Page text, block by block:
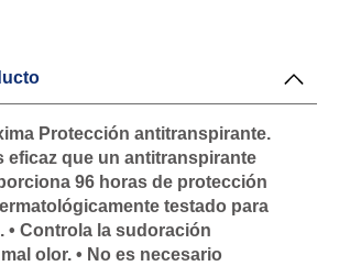
Protección antitranspirante.
eficaz que un antitranspirante
96 horas de protección
testado para
• Controla la sudoración
olor. • No es necesario